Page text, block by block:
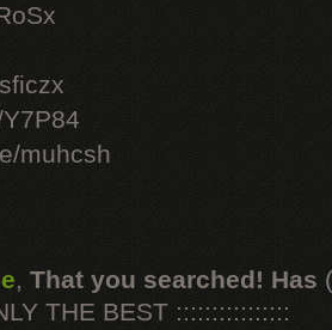
muhcsh
, That you searched! Has
THE BEST ::::::::::::::::